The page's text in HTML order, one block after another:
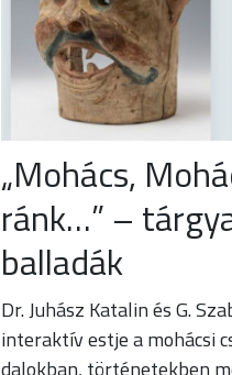
„Mohács,
ránk…” –
balladák
Dr. Juhász Katalin és G.
interaktív estje a mohácsi
dalokban, történetekben